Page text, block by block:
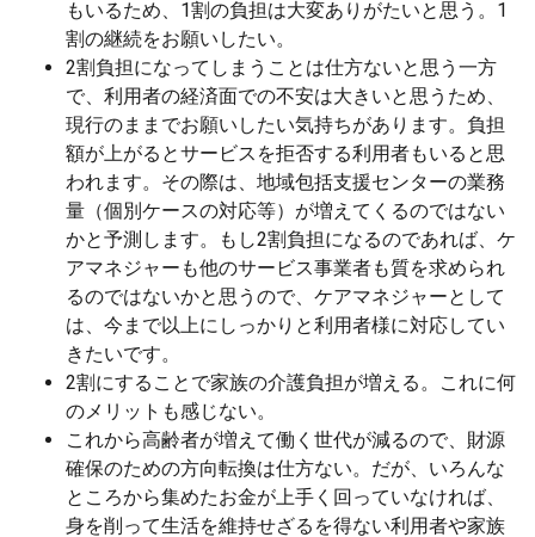
もいるため、1割の負担は大変ありがたいと思う。1
割の継続をお願いしたい。
2割負担になってしまうことは仕方ないと思う一方
で、利用者の経済面での不安は大きいと思うため、
現行のままでお願いしたい気持ちがあります。負担
額が上がるとサービスを拒否する利用者もいると思
われます。その際は、地域包括支援センターの業務
量（個別ケースの対応等）が増えてくるのではない
かと予測します。もし2割負担になるのであれば、ケ
アマネジャーも他のサービス事業者も質を求められ
るのではないかと思うので、ケアマネジャーとして
は、今まで以上にしっかりと利用者様に対応してい
きたいです。
2割にすることで家族の介護負担が増える。これに何
のメリットも感じない。
これから高齢者が増えて働く世代が減るので、財源
確保のための方向転換は仕方ない。だが、いろんな
ところから集めたお金が上手く回っていなければ、
身を削って生活を維持せざるを得ない利用者や家族